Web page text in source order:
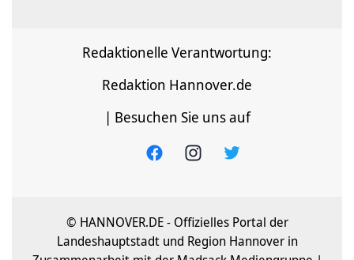
Redaktionelle Verantwortung:
Redaktion Hannover.de
| Besuchen Sie uns auf
© HANNOVER.DE - Offizielles Portal der
Landeshauptstadt und Region Hannover in